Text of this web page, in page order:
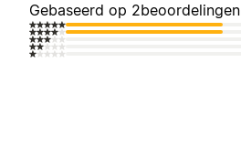
Gebaseerd op 2beoordelingen